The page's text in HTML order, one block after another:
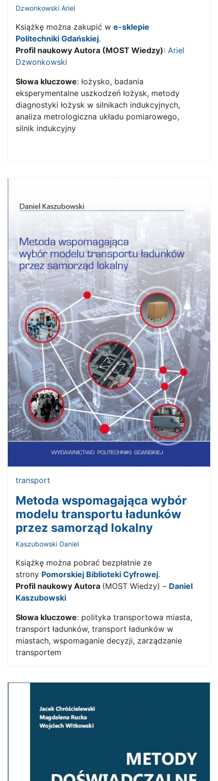
Dzwonkowski Ariel
Książkę można zakupić w e-sklepie
Politechniki Gdańskiej.
Profil naukowy Autora (MOST Wiedzy): Ariel
Dzwonkowski
Słowa kluczowe: łożysko, badania
eksperymentalne uszkodzeń łożysk, metody
diagnostyki łożysk w silnikach indukcyjnych,
analiza metrologiczna układu pomiarowego,
silnik indukcyjny
transport
Metoda wspomagająca wybór
modelu transportu ładunków
przez samorząd lokalny
Kaszubowski Daniel
Książkę można pobrać bezpłatnie ze
strony Pomorskiej Biblioteki Cyfrowej.
Profil naukowy Autora (MOST Wiedzy) – Daniel
Kaszubowski
Słowa kluczowe: polityka transportowa miasta,
transport ładunków, transport ładunków w
miastach, wspomaganie decyzji, zarządzanie
transportem